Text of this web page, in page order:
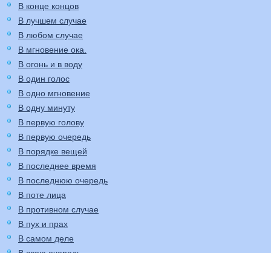
В конце концов
В лучшем случае
В любом случае
В мгновение ока.
В огонь и в воду
В один голос
В одно мгновение
В одну минуту
В первую голову
В первую очередь
В порядке вещей
В последнее время
В последнюю очередь
В поте лица
В противном случае
В пух и прах
В самом деле